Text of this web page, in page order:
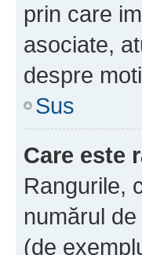
prin care
asociate,
despre
Sus
Care este
Rangurile,
numărul
(de